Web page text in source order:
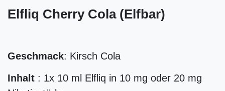
Elfliq Cherry Cola (Elfbar)
Geschmack: Kirsch Cola
Inhalt : 1x 10 ml Elfliq in 10 mg oder 20 mg